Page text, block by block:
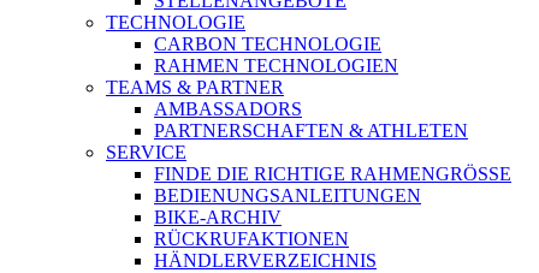
TECHNOLOGIE
CARBON TECHNOLOGIE
RAHMEN TECHNOLOGIEN
TEAMS & PARTNER
AMBASSADORS
PARTNERSCHAFTEN & ATHLETEN
SERVICE
FINDE DIE RICHTIGE RAHMENGRÖSSE
BEDIENUNGSANLEITUNGEN
BIKE-ARCHIV
RÜCKRUFAKTIONEN
HÄNDLERVERZEICHNIS